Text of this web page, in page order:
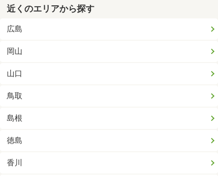
近くのエリアから探す
広島
岡山
山口
鳥取
島根
徳島
香川